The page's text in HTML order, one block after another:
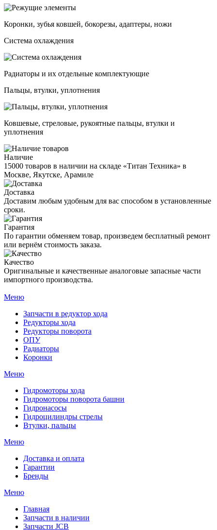
Коронки, зубья ковшей, бокорезы, адаптеры, ножи
Система охлаждения
Радиаторы и их отдельные комплектующие
Пальцы, втулки, уплотнения
Ковшевые, стреловые, рукоятные пальцы, втулки и
уплотнения
Наличие
15000 товаров в наличии на складе «Титан Техника» в
Москве, Якутске, Арамиле
Доставка
Доставим любым удобным для вас способом в установленные
сроки.
Гарантия
По гарантии обменяем товар, произведем бесплатный ремонт
или вернём стоимость заказа.
Качество
Оригинальные и качественные аналоговые запасные части
импортного производства.
Меню
Запчасти в редуктор хода
Редукторы хода
Редукторы поворота
ОПУ
Радиаторы
Коронки
Меню
Гидромоторы хода
Гидромоторы поворота башни
Гидронасосы
Гидроцилиндры стрелы
Втулки, пальцы
Меню
Доставка и оплата
Гарантии
Бренды
Меню
Главная
Запчасти в наличии
Запчасти JCB